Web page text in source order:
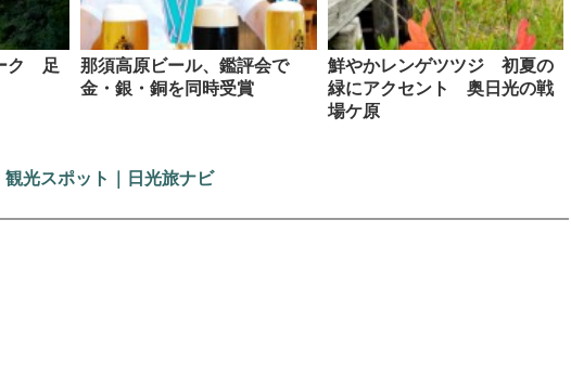
ク 足
那須高原ビール、鑑評会で
金・銀・銅を同時受賞
鮮やかレンゲツツジ 初夏の
緑にアクセント 奥日光の戦
場ケ原
観光スポット｜日光旅ナビ